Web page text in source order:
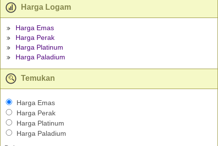
Harga Logam
Harga Emas
Harga Perak
Harga Platinum
Harga Paladium
Temukan
Harga Emas
Harga Perak
Harga Platinum
Harga Paladium